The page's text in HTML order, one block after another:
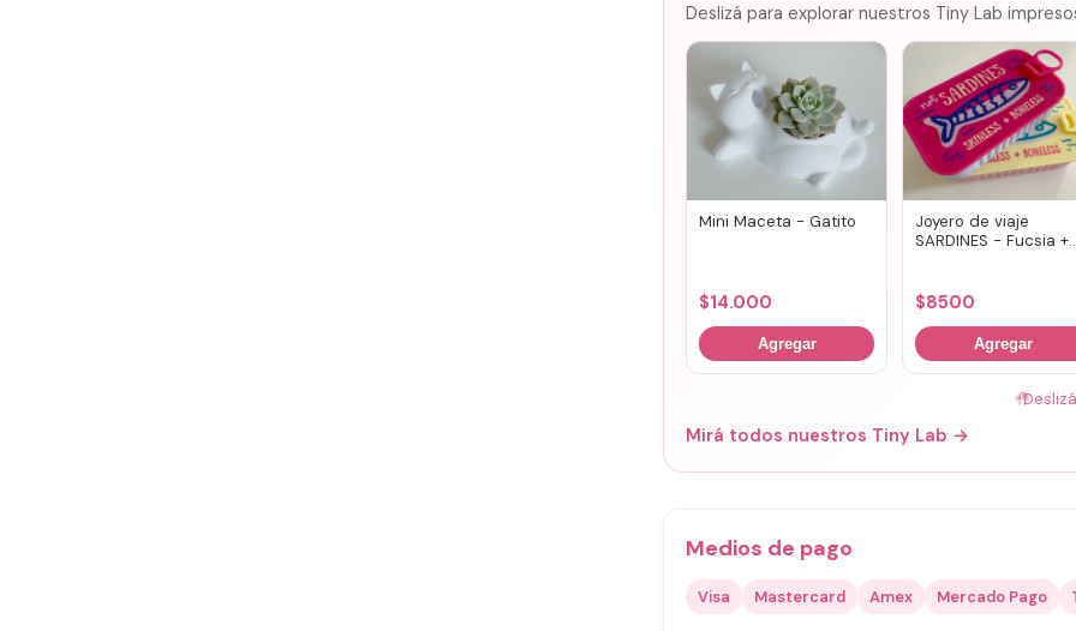
Deslizá para explorar nuestros Tiny Lab
Mini Maceta - Gatito
$14.000
Agregar
Joyero de viaje
SARDINES - Fucsia +
$8500
Agregar
🤚
Mirá todos nuestros Tiny Lab →
Medios de pago
Visa Mastercard Amex Mercado Pago